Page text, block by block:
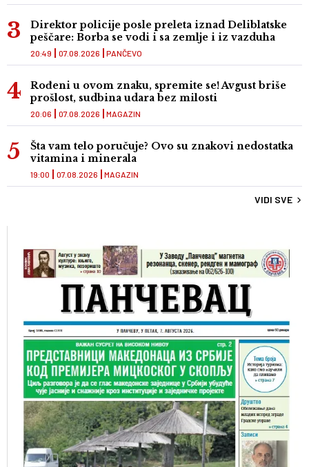
Direktor policije posle preleta iznad Deliblatske
peščare: Borba se vodi i sa zemlje i iz vazduha
PANČEVO
20:49 07.08.2026
Rođeni u ovom znaku, spremite se! Avgust briše
prošlost, sudbina udara bez milosti
MAGAZIN
20:06 07.08.2026
Šta vam telo poručuje? Ovo su znakovi nedostatka
vitamina i minerala
MAGAZIN
19:00 07.08.2026
VIDI SVE